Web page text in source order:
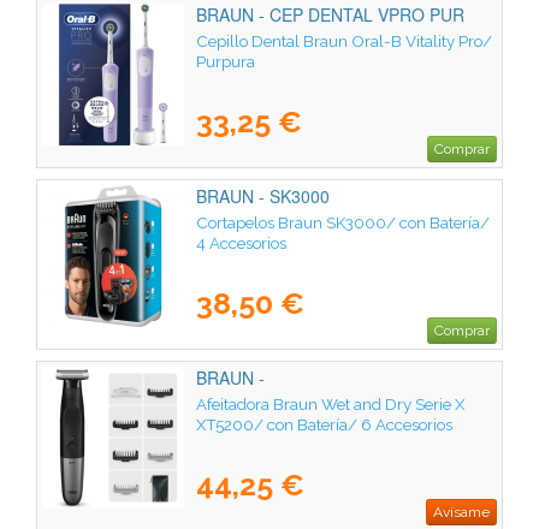
BRAUN - CEP DENTAL VPRO PUR
Cepillo Dental Braun Oral-B Vitality Pro/
Purpura
33,25 €
Comprar
BRAUN - SK3000
Cortapelos Braun SK3000/ con Batería/
4 Accesorios
38,50 €
Comprar
BRAUN -
Afeitadora Braun Wet and Dry Serie X
XT5200/ con Batería/ 6 Accesorios
44,25 €
Avísame